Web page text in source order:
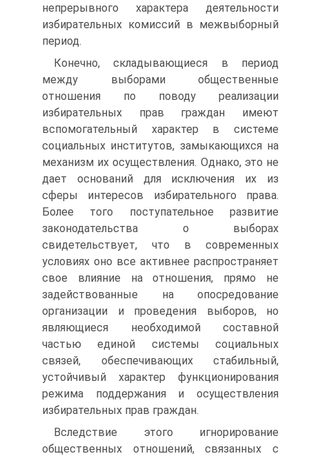
непрерывного характера деятельности
избирательных комиссий в межвыборный
период.
Конечно, складывающиеся в период
между выборами общественные
отношения по поводу реализации
избирательных прав граждан имеют
вспомогательный характер в системе
социальных институтов, замыкающихся на
механизм их осуществления. Однако, это не
дает оснований для исключения их из
сферы интересов избирательного права.
Более того поступательное развитие
законодательства о выборах
свидетельствует, что в современных
условиях оно все активнее распространяет
свое влияние на отношения, прямо не
задействованные на опосредование
организации и проведения выборов, но
являющиеся необходимой составной
частью единой системы социальных
связей, обеспечивающих стабильный,
устойчивый характер функционирования
режима поддержания и осуществления
избирательных прав граждан.
Вследствие этого игнорирование
общественных отношений, связанных с